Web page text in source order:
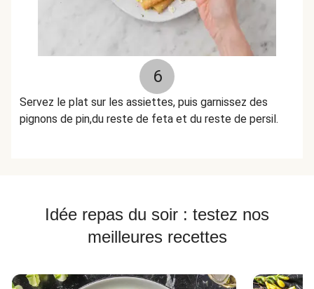
6
Servez le plat sur les assiettes, puis garnissez des
pignons de pin,du reste de feta et du reste de persil.
Idée repas du soir : testez nos
meilleures recettes